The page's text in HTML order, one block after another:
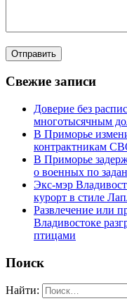
Свежие записи
Доверие без
многотысячным
В Приморье
контрактникам
В Приморье
о военных по
Экс-мэр
курорт в стиле
Развлечение или
Владивостоке
птицами
Поиск
Найти: